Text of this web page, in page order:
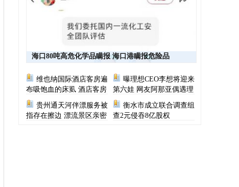
海口80吨高危化学品瞒报 海口港瞒报危险品
维也纳国际酒店客房遍
布吸饱血的床虱 酒店客房
有虫员工反怪顾客不查
曝理想CEO李想将迎来
第六娃 网友阿那亚偶遇理
想CEO一家
贵州通天河伴漂服务被
指存在擦边 漂流景区亲密
衡水市成立联合调查组
查2元侵吞8亿股权